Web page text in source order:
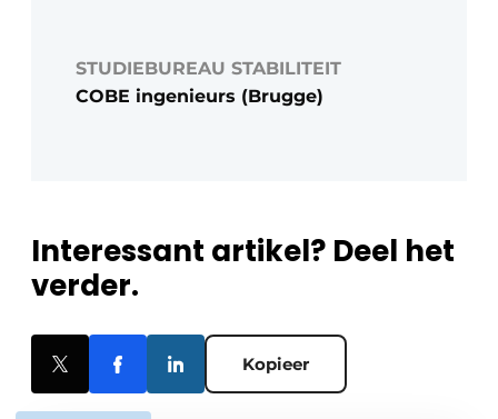
STUDIEBUREAU STABILITEIT
COBE ingenieurs (Brugge)
Interessant artikel? Deel het
verder.
Kopieer